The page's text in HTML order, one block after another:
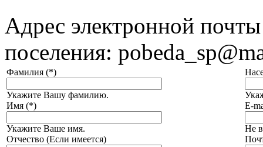
Адрес электронной
поселения:
Фамилия (*)
Укажите Вашу фамилию.
Имя (*)
Укажите Ваше имя.
Отчество (Если имеется)
E-
Не